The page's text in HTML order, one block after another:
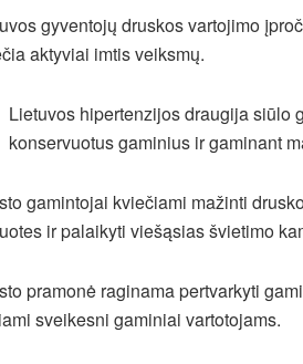
gyventojų druskos vartojimo
aktyviai imtis veiksmų.
Lietuvos hipertenzijos draugija siūlo
konservuotus gaminius ir gaminant
gamintojai kviečiami mažinti
ir palaikyti viešąsias švietimo
pramonė raginama pertvarkyti
sveikesni gaminiai vartotojams.